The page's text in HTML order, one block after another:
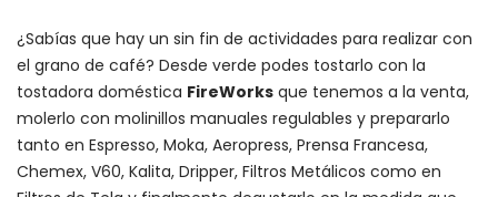
¿Sabías que hay un sin fin de actividades para realizar con
el grano de café? Desde verde podes tostarlo con la
tostadora doméstica FireWorks que tenemos a la venta,
molerlo con molinillos manuales regulables y prepararlo
tanto en Espresso, Moka, Aeropress, Prensa Francesa,
Chemex, V60, Kalita, Dripper, Filtros Metálicos como en